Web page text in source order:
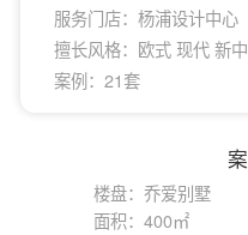
服务门店：杨浦设计中心
擅长风格：欧式 现代 新
案例：21套
楼盘：乔爱别墅
面积：400㎡